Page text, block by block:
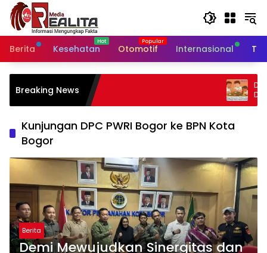
Langsung
konten
Berita
Kesehatan Otomotif Internasional
Breaking News
Diduga Keracunan, Puluhan
Dramaga Kabupaten Bogor
Puskesmas
Kunjungan DPC PWRI Bogor ke BPN Kota
Bogor
Berita
Demi Mewujudkan Sinergitas dan